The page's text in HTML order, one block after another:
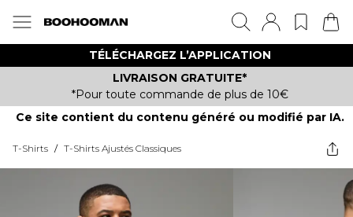
TÉLÉCHARGEZ L’APPLICATION
LIVRAISON GRATUITE*
*Pour toute commande de plus de 10€
Ce site contient du contenu généré ou modifié par IA.
T-Shirts / T-Shirts Ajustés Classiques